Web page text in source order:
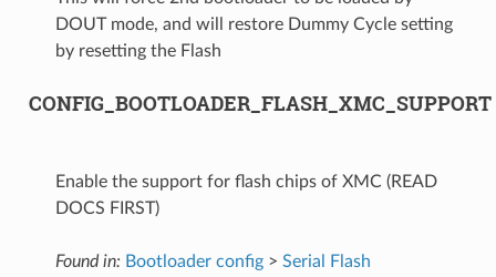
DOUT mode, and will restore Dummy Cycle setting
by resetting the Flash
CONFIG_BOOTLOADER_FLASH_XMC_SUPPORT
Enable the support for flash chips of XMC (READ
DOCS FIRST)
Found in: Bootloader config> Serial Flash